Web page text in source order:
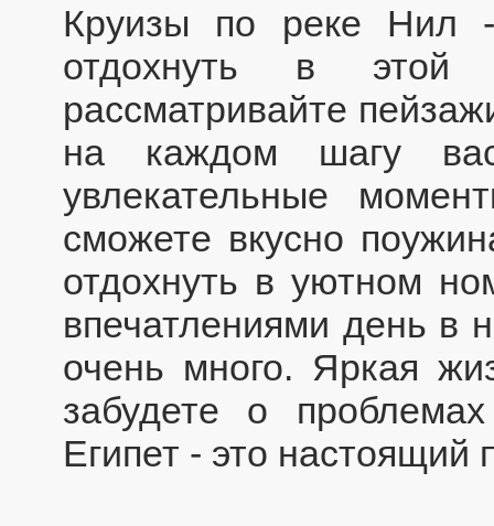
Круизы по реке Нил
отдохнуть в этой
рассматривайте
на каждом шагу
увлекательные
сможете вкусно
отдохнуть в уютном
впечатлениями день в
очень много. Яркая
забудете о
Египет - это настоящий